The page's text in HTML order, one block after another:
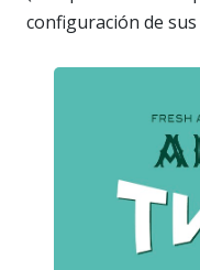
configuración de